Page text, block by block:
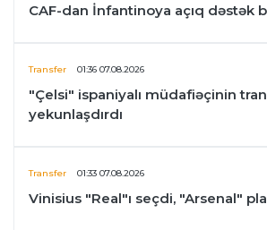
CAF-dan İnfantinoya açıq dəstək
Transfer 01:36 07.08.2026
"Çelsi" ispaniyalı müdafiəçinin
yekunlaşdırdı
Transfer 01:33 07.08.2026
Vinisius "Real"ı seçdi, "Arsenal"